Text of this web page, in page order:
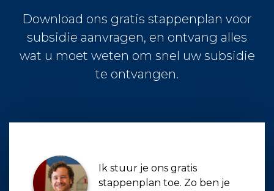
Download ons gratis stappenplan voor
subsidie aanvragen, en ontvang alles
wat u moet weten om snel uw subsidie
te ontvangen.
Ik stuur je ons gratis
stappenplan toe. Zo ben je